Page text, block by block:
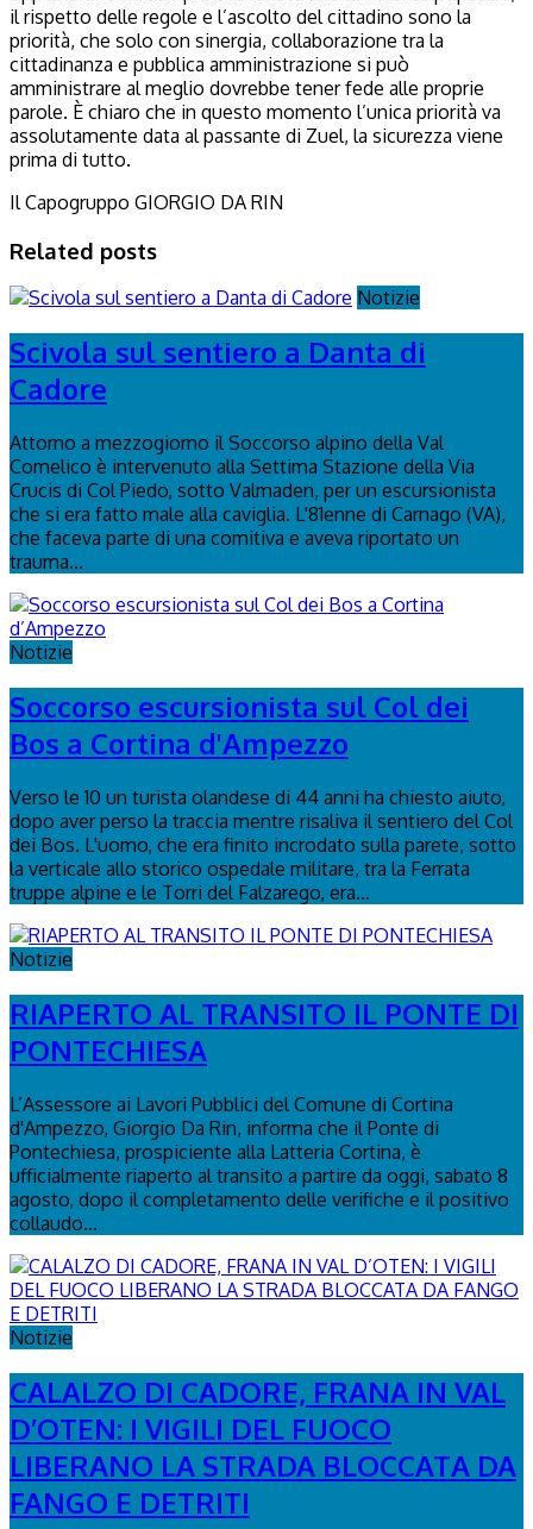
il rispetto delle regole e l’ascolto del cittadino sono la
priorità, che solo con sinergia, collaborazione tra la
cittadinanza e pubblica amministrazione si può
amministrare al meglio dovrebbe tener fede alle proprie
parole. È chiaro che in questo momento l’unica priorità va
assolutamente data al passante di Zuel, la sicurezza viene
prima di tutto.
Il Capogruppo GIORGIO DA RIN
Related posts
Notizie
Scivola sul sentiero a Danta di
Cadore
Attorno a mezzogiorno il Soccorso alpino della Val
Comelico è intervenuto alla Settima Stazione della Via
Crucis di Col Piedo, sotto Valmaden, per un escursionista
che si era fatto male alla caviglia. L'81enne di Carnago (VA),
che faceva parte di una comitiva e aveva riportato un
trauma...
Notizie
Soccorso escursionista sul Col dei
Bos a Cortina d'Ampezzo
Verso le 10 un turista olandese di 44 anni ha chiesto aiuto,
dopo aver perso la traccia mentre risaliva il sentiero del Col
dei Bos. L'uomo, che era finito incrodato sulla parete, sotto
la verticale allo storico ospedale militare, tra la Ferrata
truppe alpine e le Torri del Falzarego, era...
Notizie
RIAPERTO AL TRANSITO IL PONTE DI
PONTECHIESA
L’Assessore ai Lavori Pubblici del Comune di Cortina
d'Ampezzo, Giorgio Da Rin, informa che il Ponte di
Pontechiesa, prospiciente alla Latteria Cortina, è
ufficialmente riaperto al transito a partire da oggi, sabato 8
agosto, dopo il completamento delle verifiche e il positivo
collaudo...
Notizie
CALALZO DI CADORE, FRANA IN VAL
D’OTEN: I VIGILI DEL FUOCO
LIBERANO LA STRADA BLOCCATA DA
FANGO E DETRITI